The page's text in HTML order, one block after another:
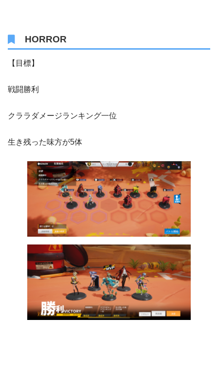
HORROR
【目標】
戦闘勝利
クララダメージランキング一位
生き残った味方が5体